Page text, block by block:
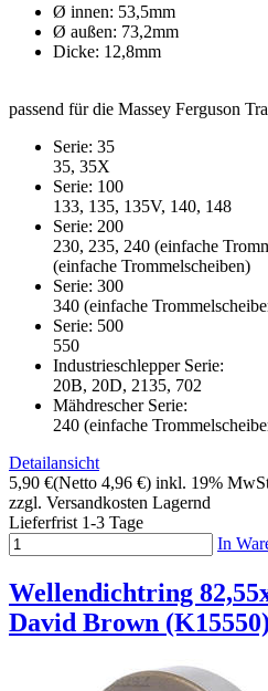
Ø innen: 53,5mm
Ø außen: 73,2mm
Dicke: 12,8mm
passend für die Massey Ferguson
Serie: 35
35, 35X
Serie: 100
133, 135, 135V, 140, 148
Serie: 200
230, 235, 240 (einfache
(einfache Trommelscheiben)
Serie: 300
340 (einfache
Serie: 500
550
Industrieschlepper Serie:
20B, 20D, 2135, 702
Mähdrescher Serie:
240 (einfache
Detailansicht
5,90 €(Netto 4,96 €) inkl. 19%
zzgl. Versandkosten Lagernd
Lieferfrist 1-3 Tage
In
Wellendichtring
David Brown (K15550)